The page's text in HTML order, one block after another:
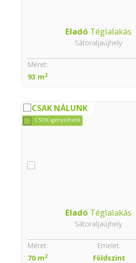
Eladó Téglalakás
Sátoraljaújhely
Méret:
93 m2
CSAK NÁLUNK
CSOK igényelhető
Eladó Téglalakás
Sátoraljaújhely
Méret:
70 m2
Emelet:
Földszint